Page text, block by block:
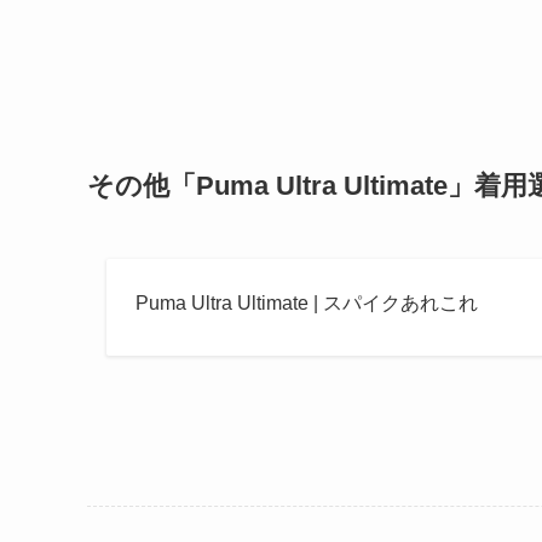
その他「Puma Ultra Ultimate」着用
Puma Ultra Ultimate | スパイクあれこれ